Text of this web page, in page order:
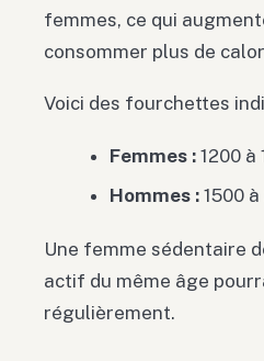
femmes, ce qui
consommer plus de
Voici des fourchettes
Femmes : 1200 à
Hommes : 1500
Une femme sédentaire
actif du même âge
régulièrement.